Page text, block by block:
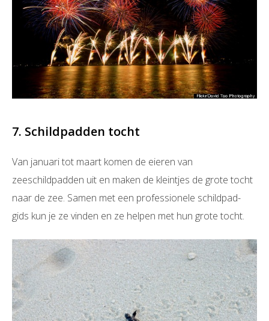
7. Schildpadden tocht
Van januari tot maart komen de eieren van
zeeschildpadden uit en maken de kleintjes de grote tocht
naar de zee. Samen met een professionele schildpad-
gids kun je ze vinden en ze helpen met hun grote tocht.